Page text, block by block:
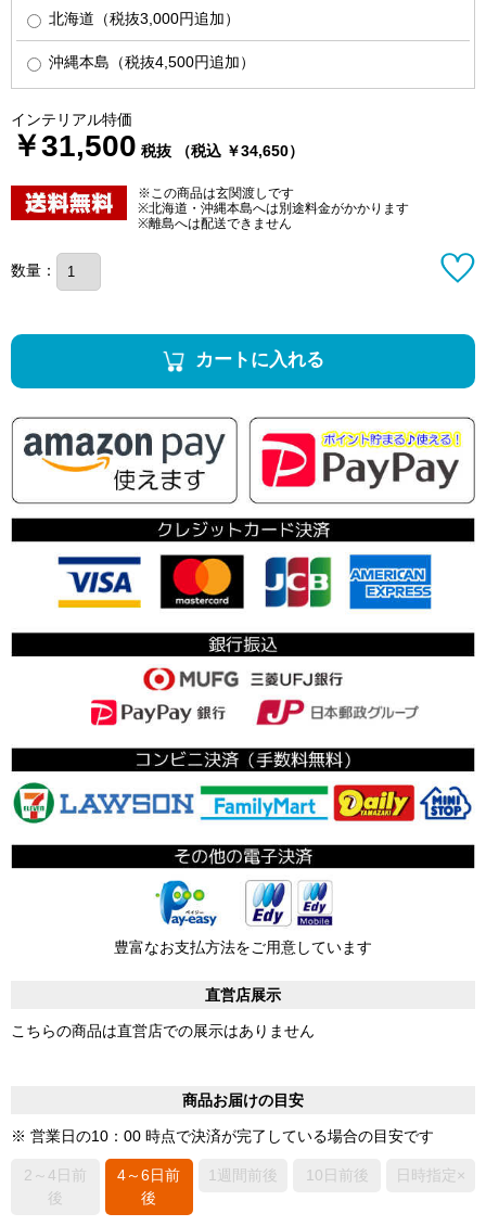
北海道（税抜3,000円追加）
沖縄本島（税抜4,500円追加）
インテリアル特価
￥31,500 税抜 （税込 ￥34,650）
※この商品は玄関渡しです
※北海道・沖縄本島へは別途料金がかかります
※離島へは配送できません
数量：
カートに入れる
豊富なお支払方法をご用意しています
直営店展示
こちらの商品は直営店での展示はありません
商品お届けの目安
※ 営業日の10：00 時点で決済が完了している場合の目安です
2～4日前
後
4～6日前
後
1週間前後 10日前後 日時指定×